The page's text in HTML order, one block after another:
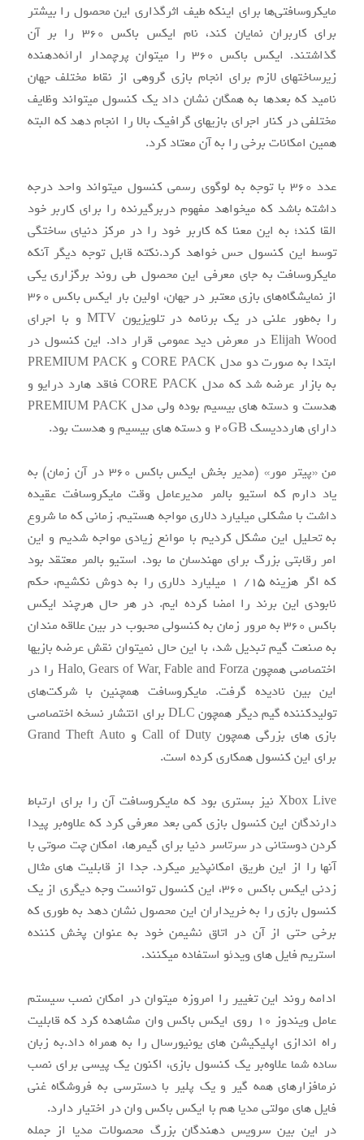
مایکروسافتی‌‌ها برای اینکه طیف اثرگذاری این محصول را بیشتر
برای کاربران نمایان کند، نام ایکس ‏باکس 360 را بر آن
گذاشتند. ایکس‏ باکس 360 را می‏توان پرچمدار ارائه‌دهنده
زیرساخت‏های لازم برای انجام بازی گروهی از نقاط مختلف جهان
نامید که بعدها به همگان نشان داد یک کنسول می‏تواند وظایف
مختلفی در کنار اجرای بازی‏های گرافیک بالا را انجام دهد که البته
همین امکانات برخی را به آن معتاد کرد.
عدد 360 با توجه به لوگوی رسمی کنسول می‏تواند واحد درجه
داشته باشد که می‏خواهد مفهوم دربرگیرنده را برای کاربر خود
القا کند؛ به این معنا که کاربر خود را در مرکز دنیای ساختگی
توسط این کنسول حس خواهد کرد.نکته قابل توجه دیگر آنکه
مایکروسافت به جای معرفی این محصول طی روند برگزاری یکی
از نمایشگاه‌های بازی معتبر در جهان، اولین بار ایکس ‏باکس 360
را به‌طور علنی در یک برنامه در تلویزیون MTV و با اجرای
Elijah Wood در معرض دید عمومی قرار داد. این کنسول در
ابتدا به صورت دو مدل CORE PACK و PREMIUM PACK
به بازار عرضه شد که مدل CORE PACK فاقد هارد درایو و
هدست و دسته‏ های بی‏سیم بوده ولی مدل PREMIUM PACK
دارای هارددیسک 20GB و دسته‏ های بی‏سیم و هدست بود.
من «پیتر مور» (مدیر بخش ایکس‏ باکس 360 در آن زمان) به
یاد دارم که استیو بالمر مدیرعامل وقت مایکروسافت عقیده
داشت با مشکلی میلیارد دلاری مواجه هستیم. زمانی که ما شروع
به تحلیل این مشکل کردیم با موانع زیادی مواجه شدیم و این
امر رقابتی بزرگ برای مهندسان ما بود. استیو بالمر معتقد بود
که اگر هزینه 15/ 1 میلیارد دلاری را به دوش نکشیم، حکم
نابودی این برند را امضا کرده ‏ایم. در هر حال هرچند ایکس‏
باکس 360 به مرور زمان به کنسولی محبوب در بین علاقه ‏مندان
به صنعت گیم تبدیل شد، با این حال نمی‏توان نقش عرضه بازی‏ها
اختصاصی همچون Halo, Gears of War, Fable and Forza را در
این بین نادیده گرفت. مایکروسافت همچنین با شرکت‌های
تولیدکننده گیم دیگر همچون DLC برای انتشار نسخه اختصاصی
بازی ‏های بزرگی همچون Call of Duty و Grand Theft Auto
برای این کنسول همکاری کرده است.
Xbox Live نیز بستری بود که مایکروسافت آن را برای ارتباط
دارندگان این کنسول بازی کمی بعد معرفی کرد که علاوه‌بر پیدا
کردن دوستانی در سرتاسر دنیا برای گیمرها، امکان چت صوتی با
آنها را از این طریق امکان‏پذیر می‏کرد. جدا از قابلیت ‏های مثال
زدنی ایکس ‏باکس 360، این کنسول توانست وجه دیگری از یک
کنسول بازی را به خریداران این محصول نشان دهد به طوری که
برخی حتی از آن در اتاق نشیمن خود به عنوان پخش کننده
استریم فایل ‏های ویدئو استفاده می‏کنند.
ادامه روند این تغییر را امروزه می‏توان در امکان نصب سیستم
‏عامل ویندوز 10 روی ایکس ‏باکس‏ وان مشاهده کرد که قابلیت
راه ‏اندازی اپلیکیشن ‏های یونیورسال را به همراه داد.به زبان
ساده شما علاوه‌بر یک کنسول بازی، اکنون یک پی‏سی برای نصب
نرم‏افزارهای همه‏ گیر و یک پلیر با دسترسی به فروشگاه غنی
فایل‏ های مولتی‏ مدیا هم با ایکس ‏باکس ‏وان در اختیار دارد.
در این بین سرویس ‏دهندگان بزرگ محصولات مدیا از جمله